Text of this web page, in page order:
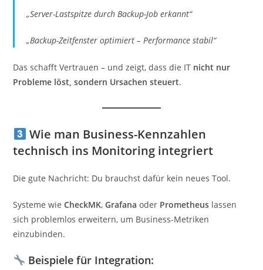
„Server-Lastspitze durch Backup-Job erkannt“
„Backup-Zeitfenster optimiert – Performance stabil“
Das schafft Vertrauen – und zeigt, dass die IT nicht nur
Probleme löst, sondern Ursachen steuert.
Wie man Business-Kennzahlen
technisch ins Monitoring integriert
Die gute Nachricht: Du brauchst dafür kein neues Tool.
Systeme wieCheckMK,Grafana oder Prometheus lassen
sich problemlos erweitern, um Business-Metriken
einzubinden.
Beispiele für Integration: